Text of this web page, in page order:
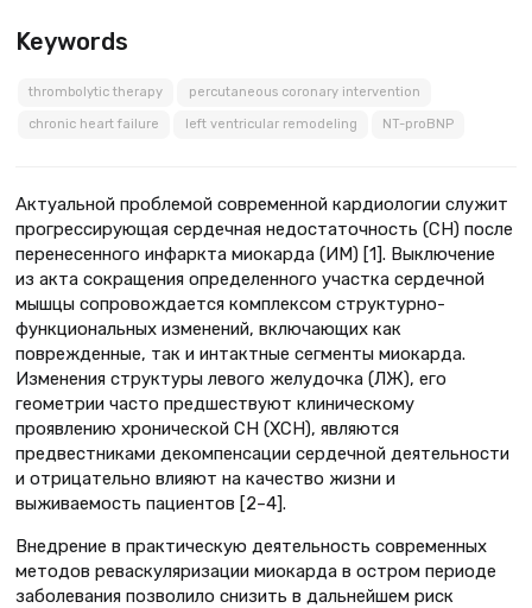
Keywords
thrombolytic therapy percutaneous coronary intervention
chronic heart failure left ventricular remodeling NT-proBNP
Актуальной проблемой современной кардиологии служит
прогрессирующая сердечная недостаточность (СН) после
перенесенного инфаркта миокарда (ИМ) [1]. Выключение
из акта сокращения определенного участка сердечной
мышцы сопровождается комплексом структурно-
функциональных изменений, включающих как
поврежденные, так и интактные сегменты миокарда.
Изменения структуры левого желудочка (ЛЖ), его
геометрии часто предшествуют клиническому
проявлению хронической CН (ХСН), являются
предвестниками декомпенсации сердечной деятельности
и отрицательно влияют на качество жизни и
выживаемость пациентов [2–4].
Внедрение в практическую деятельность современных
методов реваскуляризации миокарда в остром периоде
заболевания позволило снизить в дальнейшем риск